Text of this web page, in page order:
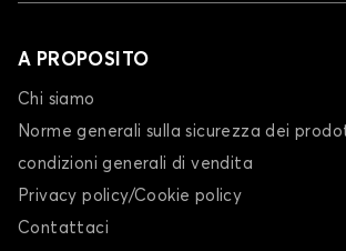
A PROPOSITO
Chi siamo
Norme generali sulla sicurezza dei
condizioni generali di vendita
Privacy policy/Cookie policy
Contattaci